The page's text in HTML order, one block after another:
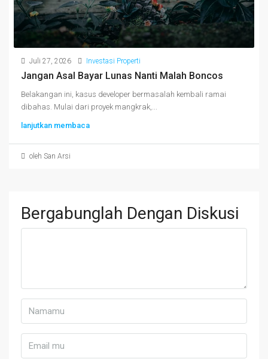
Juli 27, 2026 Investasi Properti
Jangan Asal Bayar Lunas Nanti Malah Boncos
Belakangan ini, kasus developer bermasalah kembali ramai
dibahas. Mulai dari proyek mangkrak,...
lanjutkan membaca
oleh San Arsi
Bergabunglah Dengan Diskusi